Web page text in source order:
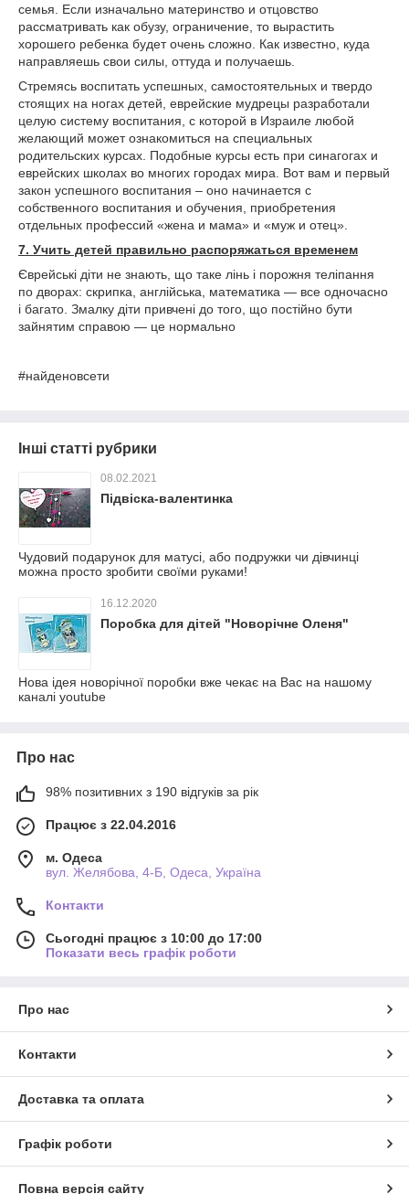
семья. Если изначально материнство и отцовство
рассматривать как обузу, ограничение, то вырастить
хорошего ребенка будет очень сложно. Как известно, куда
направляешь свои силы, оттуда и получаешь.
Стремясь воспитать успешных, самостоятельных и твердо
стоящих на ногах детей, еврейские мудрецы разработали
целую систему воспитания, с которой в Израиле любой
желающий может ознакомиться на специальных
родительских курсах. Подобные курсы есть при синагогах и
еврейских школах во многих городах мира. Вот вам и первый
закон успешного воспитания – оно начинается с
собственного воспитания и обучения, приобретения
отдельных профессий «жена и мама» и «муж и отец».
7. Учить детей правильно распоряжаться временем
Єврейські діти не знають, що таке лінь і порожня теліпання
по дворах: скрипка, англійська, математика — все одночасно
і багато. Змалку діти привчені до того, що постійно бути
зайнятим справою — це нормально
#найденовсети
Інші статті рубрики
08.02.2021
Підвіска-валентинка
Чудовий подарунок для матусі, або подружки чи дівчинці
можна просто зробити своїми руками!
16.12.2020
Поробка для дітей "Новорічне Оленя"
Нова ідея новорічної поробки вже чекає на Вас на нашому
каналі youtube
Про нас
98% позитивних з 190 відгуків за рік
Працює з 22.04.2016
м. Одеса
вул. Желябова, 4-Б, Одеса, Україна
Контакти
Сьогодні працює з 10:00 до 17:00
Показати весь графік роботи
Про нас
Контакти
Доставка та оплата
Графік роботи
Повна версія сайту